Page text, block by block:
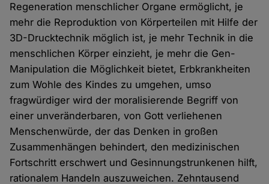
Regeneration menschlicher Organe ermöglicht, je
mehr die Reproduktion von Körperteilen mit Hilfe der
3D-Drucktechnik möglich ist, je mehr Technik in die
menschlichen Körper einzieht, je mehr die Gen-
Manipulation die Möglichkeit bietet, Erbkrankheiten
zum Wohle des Kindes zu umgehen, umso
fragwürdiger wird der moralisierende Begriff von
einer unveränderbaren, von Gott verliehenen
Menschenwürde, der das Denken in großen
Zusammenhängen behindert, den medizinischen
Fortschritt erschwert und Gesinnungstrunkenen hilft,
rationalem Handeln auszuweichen. Zehntausend